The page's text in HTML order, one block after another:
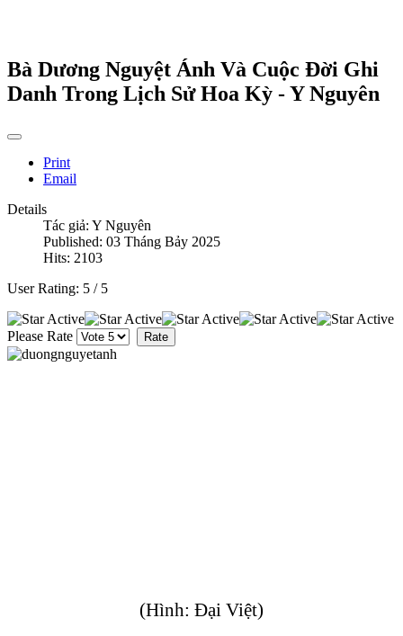
Bà Dương Nguyệt Ánh Và Cuộc Đời Ghi
Danh Trong Lịch Sử Hoa Kỳ - Y Nguyên
Print
Email
Details
Tác giả: Y Nguyên
Published: 03 Tháng Bảy 2025
Hits: 2103
User Rating: 5 / 5
Please Rate
(Hình: Đại Việt)